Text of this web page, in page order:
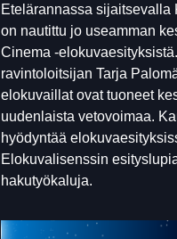
Etelärannassa sijaitsevalla
on nautittu jo useamman
Cinema -
ravintoloitsijan Tarja
elokuvaillat ovat tuoneet
uudenlaista vetovoimaa.
hyödyntää
Elokuvalisenssin
hakutyökaluja.